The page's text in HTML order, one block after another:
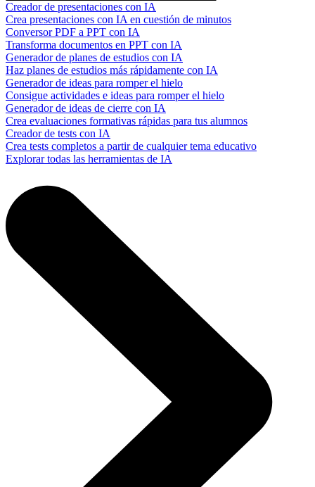
Creador de presentaciones con IA
Crea presentaciones con IA en cuestión de minutos
Conversor PDF a PPT con IA
Transforma documentos en PPT con IA
Generador de planes de estudios con IA
Haz planes de estudios más rápidamente con IA
Generador de ideas para romper el hielo
Consigue actividades e ideas para romper el hielo
Generador de ideas de cierre con IA
Crea evaluaciones formativas rápidas para tus alumnos
Creador de tests con IA
Crea tests completos a partir de cualquier tema educativo
Explorar todas las herramientas de IA